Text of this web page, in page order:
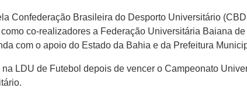
Confederação Brasileira do Desporto Universitário
co-realizadores a Federação Universitária Baiana
com o apoio do Estado da Bahia e da Prefeitura
LDU de Futebol depois de vencer o Campeonato